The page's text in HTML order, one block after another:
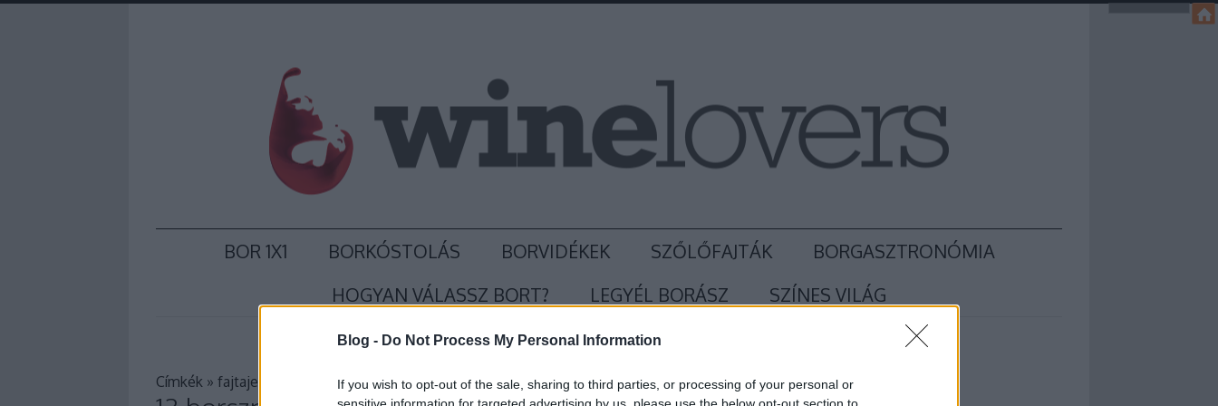
Blog - Do Not Process My Personal Information
If you wish to opt-out of the sale, sharing to third parties, or processing of your personal or
sensitive information for targeted advertising by us, please use the below opt-out section to
BOR 1X1 BORKÓSTOLÁS BORVIDÉKEK SZŐLŐFAJTÁK
BORGASZTRONÓMIA
HOGYAN VÁLASSZ BORT?
LEGYÉL BORÁSZ SZÍNES VILÁG
Címkék » fajtajelleg